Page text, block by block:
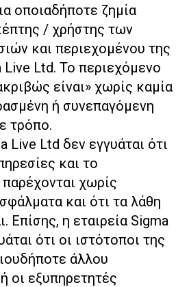
οποιαδήποτε ζημία
/ χρήστης των
και περιεχομένου της
Live Ltd. Το περιεχόμενο
είναι» χωρίς καμία
ή συνεπαγόμενη
τρόπο.
Live Ltd δεν εγγυάται ότι
και το
χωρίς
και ότι τα λάθη
Επίσης, η εταιρεία Sigma
ότι οι ιστότοποι της
άλλου
οι εξυπηρετητές